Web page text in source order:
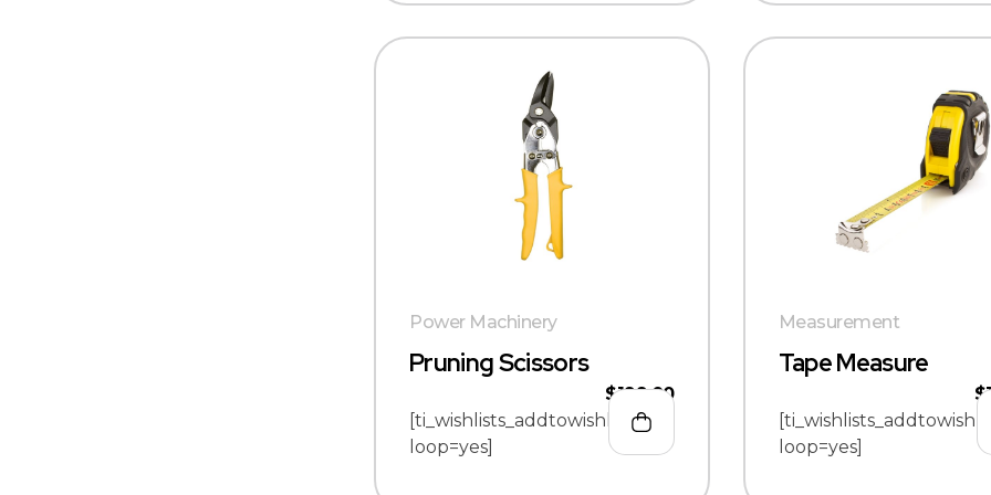
Pruning Scissors
$199.00
Power Machinery
[ti_wishlists_addtowishlist
loop=yes]
Tape Measure
$
Measurement
[ti_wishlists_addtowishlist
loop=yes]